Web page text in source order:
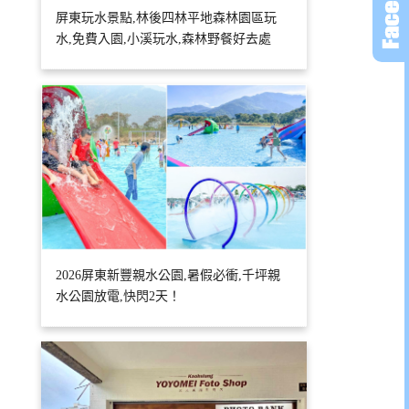
屏東玩水景點,林後四林平地森林園區玩
水,免費入園,小溪玩水,森林野餐好去處
2026屏東新豐親水公園,暑假必衝,千坪親
水公園放電,快閃2天！